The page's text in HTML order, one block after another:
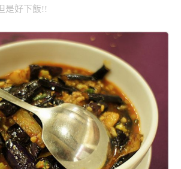
是好下飯!!